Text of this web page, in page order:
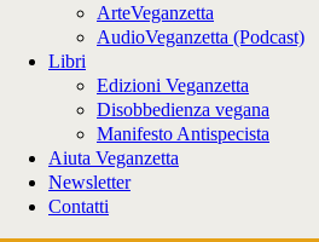
ArteVeganzetta
AudioVeganzetta (Podcast)
Libri
Edizioni Veganzetta
Disobbedienza vegana
Manifesto Antispecista
Aiuta Veganzetta
Newsletter
Contatti